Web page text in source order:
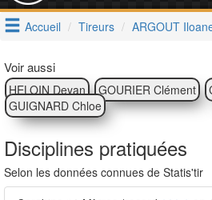
Accueil Tireurs ARGOUT
Voir aussi
HELOIN Deyan GOURIER Clément
GUIGNARD Chloe
Disciplines pratiquées
Selon les données connues de Statis'tir